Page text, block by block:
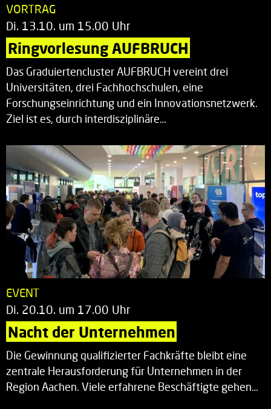
VORTRAG
Di. 13.10. um 15.00 Uhr
Ringvorlesung AUFBRUCH
Das Graduiertencluster AUFBRUCH vereint drei
Universitäten, drei Fachhochschulen, eine
Forschungseinrichtung und ein Innovationsnetzwerk.
Ziel ist es, durch interdisziplinäre…
EVENT
Di. 20.10. um 17.00 Uhr
Nacht der Unternehmen
Die Gewinnung qualifizierter Fachkräfte bleibt eine
zentrale Herausforderung für Unternehmen in der
Region Aachen. Viele erfahrene Beschäftigte gehen…